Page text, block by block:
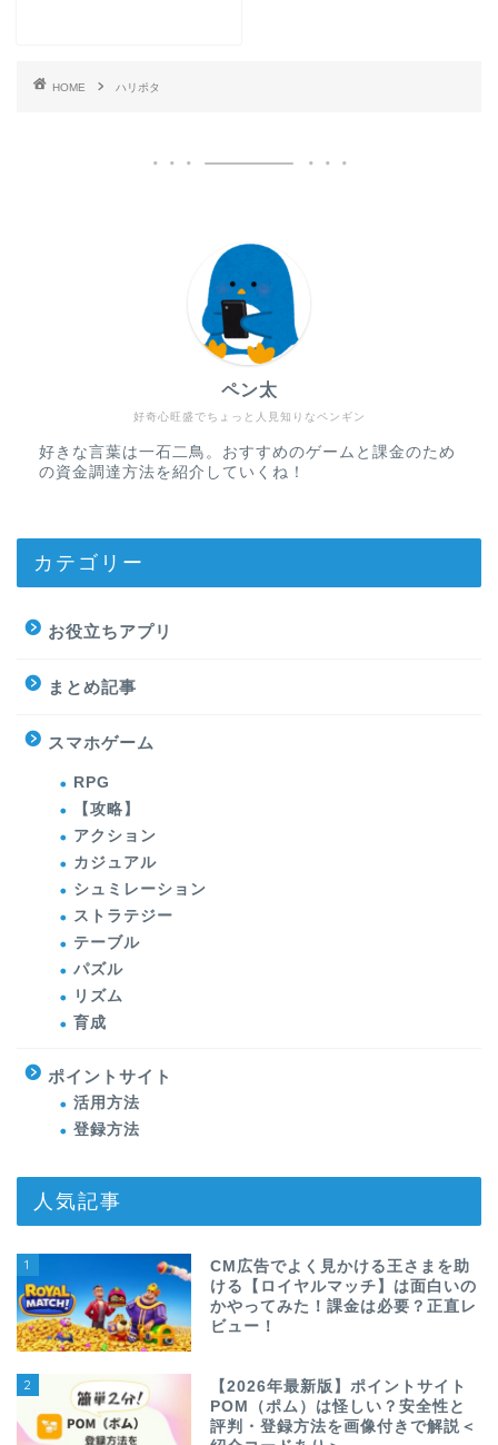
HOME ハリポタ
好奇心旺盛でちょっと人見知りなペンギン
ペン太
好きな言葉は一石二鳥。おすすめのゲームと課金のため
の資金調達方法を紹介していくね！
カテゴリー
お役立ちアプリ
まとめ記事
スマホゲーム
RPG
【攻略】
アクション
カジュアル
シュミレーション
ストラテジー
テーブル
パズル
リズム
育成
ポイントサイト
活用方法
登録方法
人気記事
1
CM広告でよく見かける王さまを助
ける【ロイヤルマッチ】は面白いの
かやってみた！課金は必要？正直レ
ビュー！
2
【2026年最新版】ポイントサイト
POM（ポム）は怪しい？安全性と
評判・登録方法を画像付きで解説＜